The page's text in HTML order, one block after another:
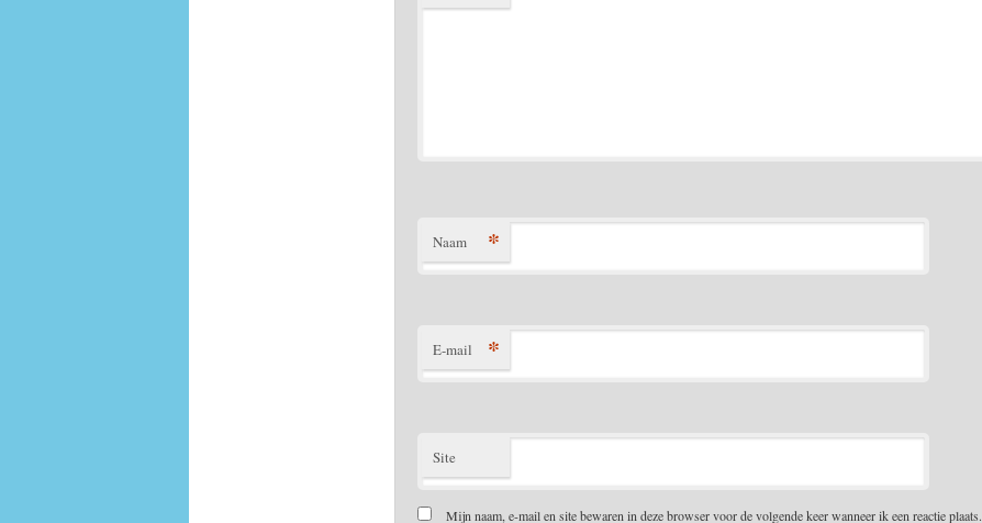
Naam *
E-mail *
Site
Mijn naam, e-mail en site bewaren in deze browser voor de volgende keer wanneer ik een reactie plaats.